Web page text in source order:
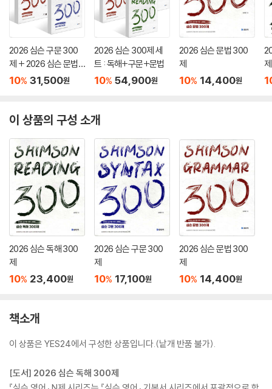
2026 심슨 구문 300
제 + 2026 심슨 문법 3
00제 세트
10% 31,500원
2026 심슨 300제 세
트 : 독해+구문+문법
10% 54,900원
2026 심슨 문법 300
제
10% 14,400원
제
이 상품의 구성 소개
2026 심슨 독해 300
제
10% 23,400원
2026 심슨 구문 300
제
10% 17,100원
2026 심슨 문법 300
제
10% 14,400원
책소개
이 상품은 YES24에서 구성한 상품입니다.(낱개 반품 불가).
[도서] 2026 심슨 독해 300제